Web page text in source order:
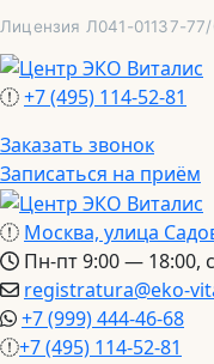
содержимому
Лицензия Л041-01137-
+7 (495) 114-52-81
Заказать звонок
Записаться на приём
Москва, улица
Пн-пт 9:00 — 18:00,
registratura@eko-
+7 (999) 444-46-68
+7 (495) 114-52-81